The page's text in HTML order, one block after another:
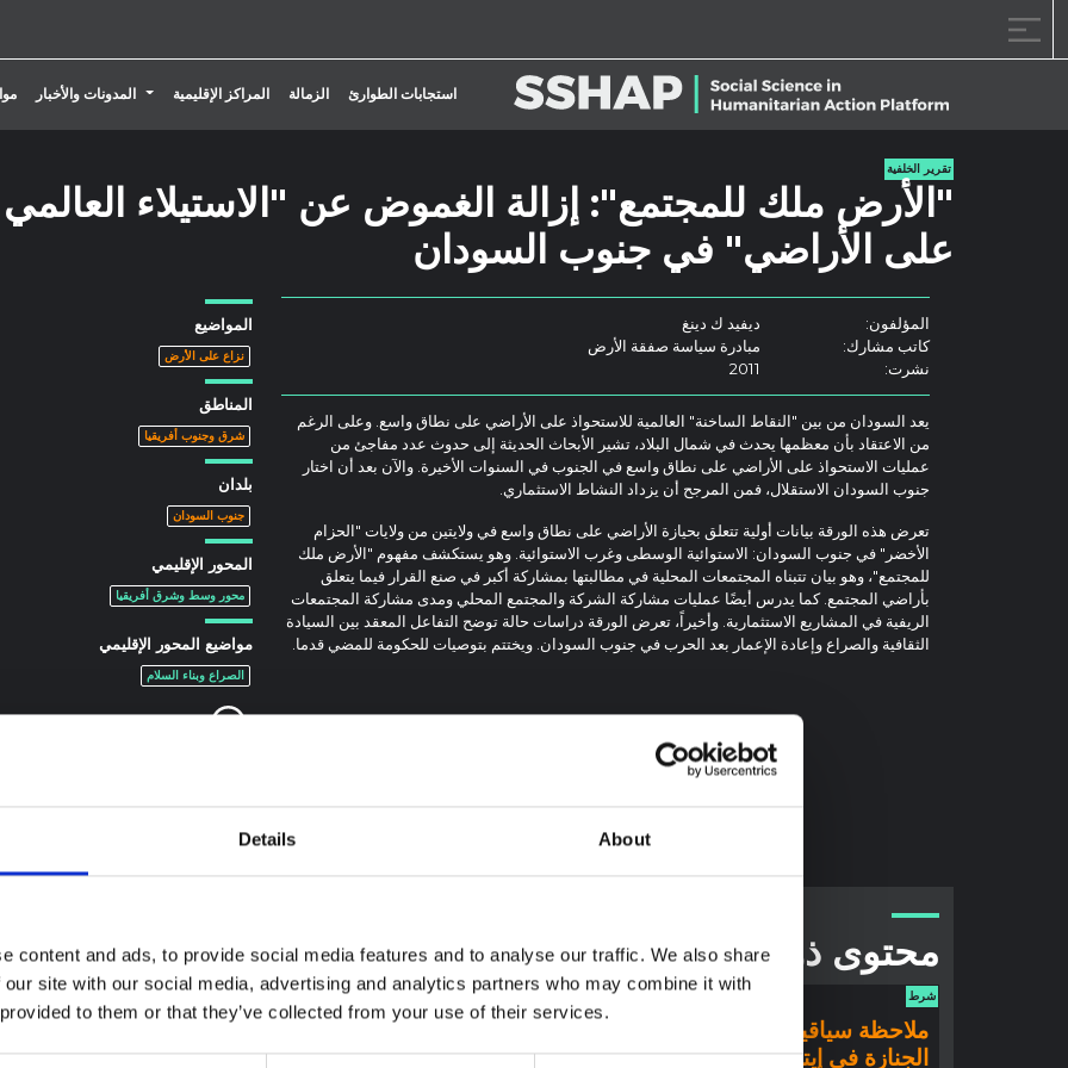
Details About
content and ads, to provide social media features and to analyse our traffic. We also share
site with our social media, advertising and analytics partners who may combine it with
to them or that they’ve collected from your use of their services.
استجابات الطوارئ الزمالة المراكز الإقليمية
تبديل القائمة المنسدلة
المدونات والأخبار
تقرير الخلفية
"الأرض ملك للمجتمع": إزالة الغموض عن "الاستيلاء العالمي
على الأراضي" في جنوب السودان
المؤلفون:
ديفيد ك دينغ
كاتب مشارك:
مبادرة سياسة صفقة الأرض
نشرت:
2011
يعد السودان من بين "النقاط الساخنة" العالمية للاستحواذ على الأراضي على نطاق واسع. وعلى الرغم
من الاعتقاد بأن معظمها يحدث في شمال البلاد، تشير الأبحاث الحديثة إلى حدوث عدد مفاجئ من
عمليات الاستحواذ على الأراضي على نطاق واسع في الجنوب في السنوات الأخيرة. والآن بعد أن اختار
جنوب السودان الاستقلال، فمن المرجح أن يزداد النشاط الاستثماري.
تعرض هذه الورقة بيانات أولية تتعلق بحيازة الأراضي على نطاق واسع في ولايتين من ولايات "الحزام
الأخضر" في جنوب السودان: الاستوائية الوسطى وغرب الاستوائية. وهو يستكشف مفهوم "الأرض ملك
للمجتمع"، وهو بيان تتبناه المجتمعات المحلية في مطالبتها بمشاركة أكبر في صنع القرار فيما يتعلق
بأراضي المجتمع. كما يدرس أيضًا عمليات مشاركة الشركة والمجتمع المحلي ومدى مشاركة المجتمعات
الريفية في المشاريع الاستثمارية. وأخيراً، تعرض الورقة دراسات حالة توضح التفاعل المعقد بين السيادة
الثقافية والصراع وإعادة الإعمار بعد الحرب في جنوب السودان. ويختتم بتوصيات للحكومة للمضي قدما.
المواضيع
نزاع على الأرض
المناطق
شرق وجنوب أفريقيا
بلدان
جنوب السودان
المحور الإقليمي
محور وسط وشرق أفريقيا
مواضيع المحور الإقليمي
الصراع وبناء السلام
محتوى ذو صلة
شرط
ملاحظة سياقية: ممارسات
الجنازة في إيتوري
ملاحظة سياقية حول تفشي
إيبولا بونديبوغيو في إيتوري